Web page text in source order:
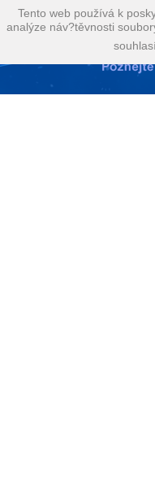
Tento web používá k
analýze náv?těvnosti